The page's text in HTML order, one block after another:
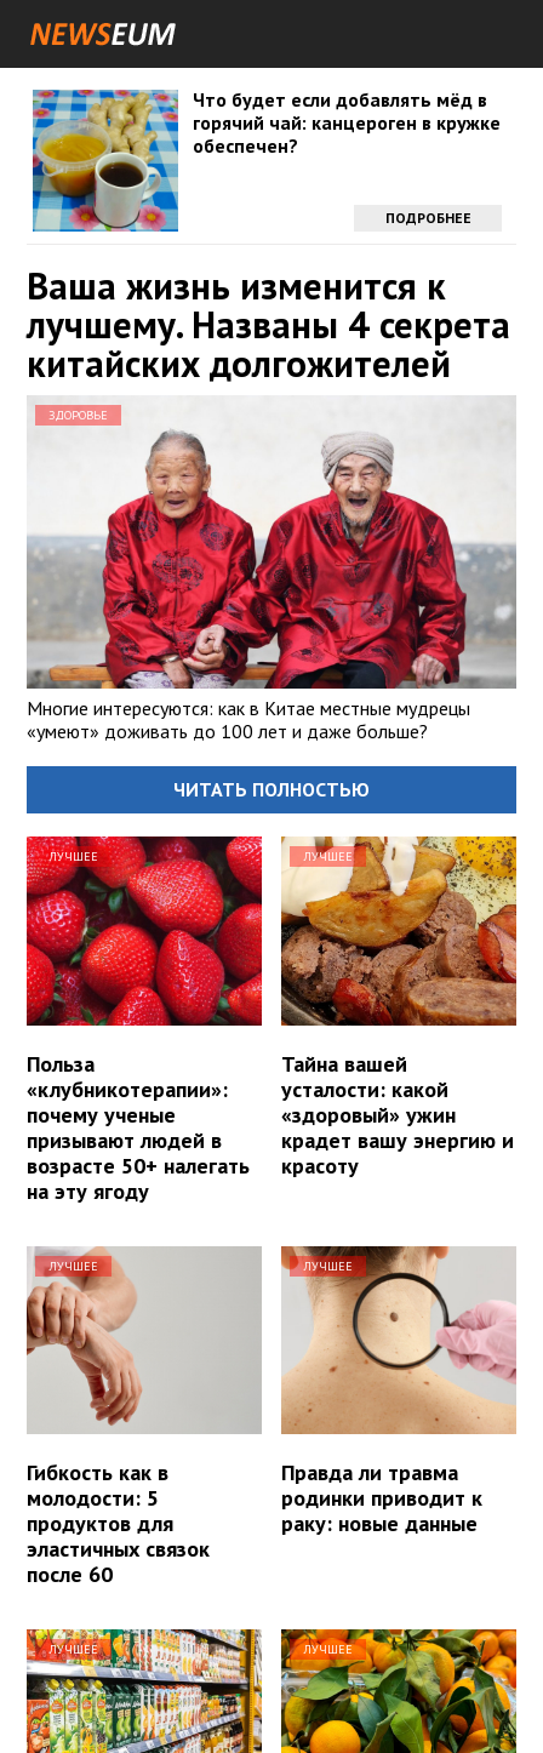
Что будет если добавлять мёд в
горячий чай: канцероген в кружке
обеспечен?
ПОДРОБНЕЕ
Ваша жизнь изменится к
лучшему. Названы 4 секрета
китайских долгожителей
ЗДОРОВЬЕ
Многие интересуются: как в Китае местные мудрецы
«умеют» доживать до 100 лет и даже больше?
ЧИТАТЬ ПОЛНОСТЬЮ
ЛУЧШЕЕ
Польза
«клубникотерапии»:
почему ученые
призывают людей в
возрасте 50+ налегать
на эту ягоду
ЛУЧШЕЕ
Тайна вашей
усталости: какой
«здоровый» ужин
крадет вашу энергию и
красоту
ЛУЧШЕЕ
Гибкость как в
молодости: 5
продуктов для
эластичных связок
после 60
ЛУЧШЕЕ
Правда ли травма
родинки приводит к
раку: новые данные
ЛУЧШЕЕ ЛУЧШЕЕ